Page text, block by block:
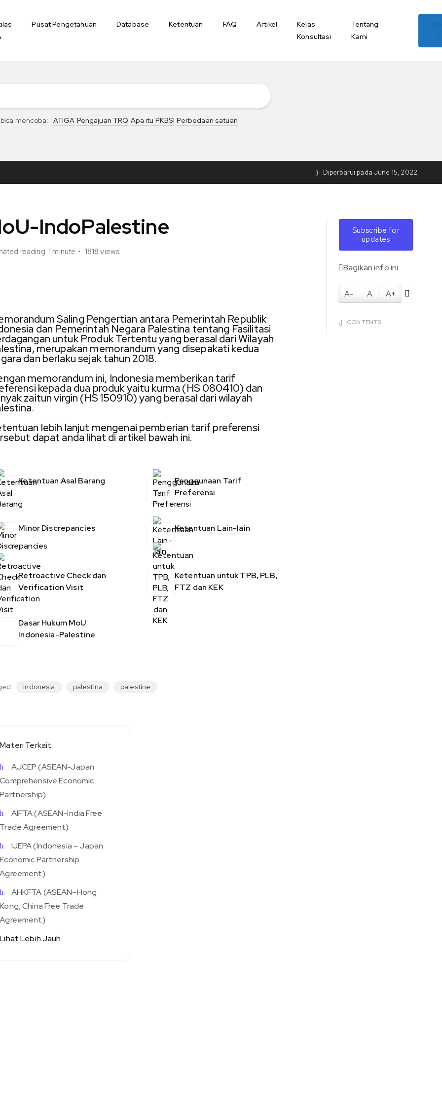
Pusat Pengetahuan Database Ketentuan FAQ Artikel
Kelas
Konsultasi
Tentang
Kami
mencoba: ATIGA Pengajuan TRQ Apa itu PKBSI Perbedaan satuan
Diperbarui padaJune 15, 2022
IndoPalestine
reading: 1 minute 1818 views
Saling Pengertian antara Pemerintah Republik
dan Pemerintah Negara Palestina tentang Fasilitasi
untuk Produk Tertentu yang berasal dari Wilayah
merupakan memorandum yang disepakati kedua
dan berlaku sejak tahun 2018.
memorandum ini, Indonesia memberikan tarif
kepada dua produk yaitu kurma (HS 080410) dan
zaitun virgin (HS 150910) yang berasal dari wilayah
lebih lanjut mengenai pemberian tarif preferensi
dapat anda lihat di artikel bawah ini.
Ketentuan Asal Barang
Penggunaan Tarif
Preferensi
Minor Discrepancies Ketentuan Lain-lain
Retroactive Check dan
Verification Visit
Ketentuan untuk TPB, PLB,
FTZ dan KEK
Dasar Hukum MoU
Indonesia-Palestine
indonesia palestina palestine
Materi Terkait
AJCEP (ASEAN-Japan
Comprehensive Economic
Partnership)
AIFTA (ASEAN-India Free
Trade Agreement)
IJEPA (Indonesia – Japan
Economic Partnership
Agreement)
AHKFTA (ASEAN–Hong
Kong, China Free Trade
Agreement)
Lihat Lebih Jauh
Subscribe for
updates
Bagikan info ini
A- A A+
CONTENTS